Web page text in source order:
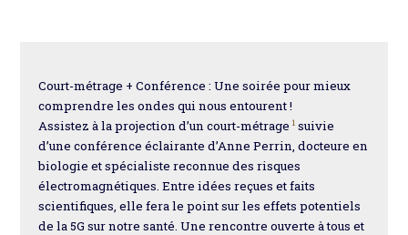
Court-métrage + Conférence : Une soirée pour mieux
comprendre les ondes qui nous entourent !
Assistez à la projection d’un court-métrage 1 suivie
d’une conférence éclairante d’Anne Perrin, docteure en
biologie et spécialiste reconnue des risques
électromagnétiques. Entre idées reçues et faits
scientifiques, elle fera le point sur les effets potentiels
de la 5G sur notre santé. Une rencontre ouverte à tous et